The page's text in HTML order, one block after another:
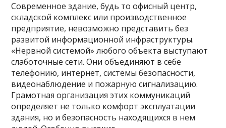
Современное здание, будь то офисный центр,
складской комплекс или производственное
предприятие, невозможно представить без
развитой информационной инфраструктуры.
«Нервной системой» любого объекта выступают
слаботочные сети. Они объединяют в себе
телефонию, интернет, системы безопасности,
видеонаблюдение и пожарную сигнализацию.
Грамотная организация этих коммуникаций
определяет не только комфорт эксплуатации
здания, но и безопасность находящихся в нем